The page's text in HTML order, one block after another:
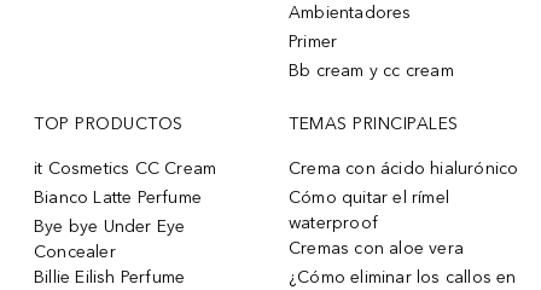
Ambientadores
Primer
Bb cream y cc cream
TOP PRODUCTOS
it Cosmetics CC Cream
Bianco Latte Perfume
Bye bye Under Eye
Concealer
Billie Eilish Perfume
TEMAS PRINCIPALES
Crema con ácido hialurónico
Cómo quitar el rímel
waterproof
Cremas con aloe vera
¿Cómo eliminar los callos en